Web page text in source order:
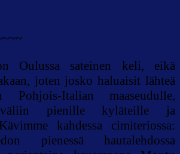
Oulussa sateinen keli, eikä
joten josko haluaisit lähteä
Pohjois-Italian maaseudulle,
väliin pienille kyläteille ja
kahdessa cimiteriossa:
pienessä hautalehdossa